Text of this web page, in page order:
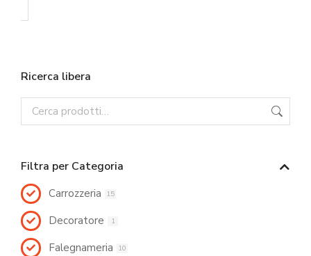
Ricerca libera
Filtra per Categoria
Carrozzeria 15
Decoratore 1
Falegnameria 10